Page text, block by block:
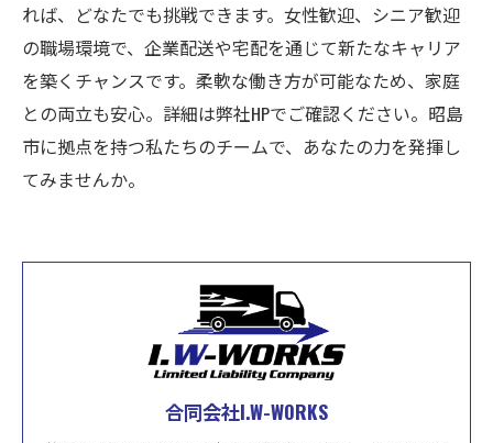
れば、どなたでも挑戦できます。女性歓迎、シニア歓迎
の職場環境で、企業配送や宅配を通じて新たなキャリア
を築くチャンスです。柔軟な働き方が可能なため、家庭
との両立も安心。詳細は弊社HPでご確認ください。昭島
市に拠点を持つ私たちのチームで、あなたの力を発揮し
てみませんか。
合同会社I.W-WORKS